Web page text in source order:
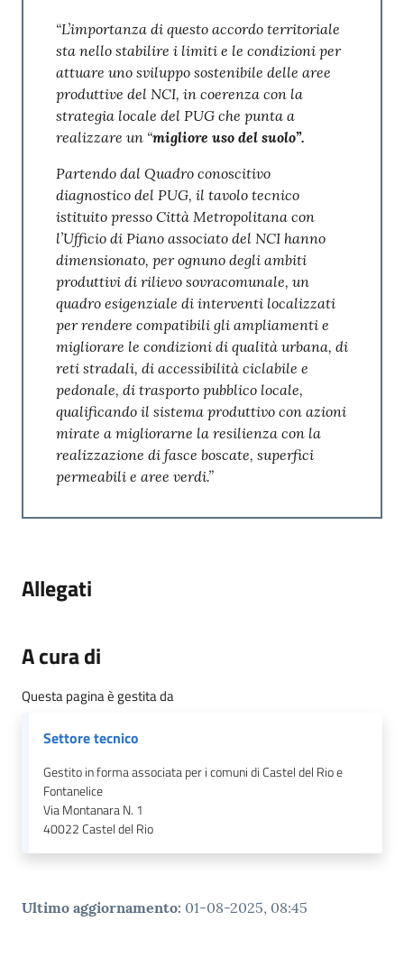
“L’importanza di questo accordo territoriale
sta nello stabilire i limiti e le condizioni per
attuare uno sviluppo sostenibile delle aree
produttive del NCI, in coerenza con la
strategia locale del PUG che punta a
realizzare un “migliore uso del suolo”.
Partendo dal Quadro conoscitivo
diagnostico del PUG, il tavolo tecnico
istituito presso Città Metropolitana con
l’Ufficio di Piano associato del NCI hanno
dimensionato, per ognuno degli ambiti
produttivi di rilievo sovracomunale, un
quadro esigenziale di interventi localizzati
per rendere compatibili gli ampliamenti e
migliorare le condizioni di qualità urbana, di
reti stradali, di accessibilità ciclabile e
pedonale, di trasporto pubblico locale,
qualificando il sistema produttivo con azioni
mirate a migliorarne la resilienza con la
realizzazione di fasce boscate, superfici
permeabili e aree verdi.”
Allegati
A cura di
Questa pagina è gestita da
Settore tecnico
Gestito in forma associata per i comuni di Castel del Rio e
Fontanelice
Via Montanara N. 1
40022Castel del Rio
Ultimo aggiornamento: 01-08-2025, 08:45